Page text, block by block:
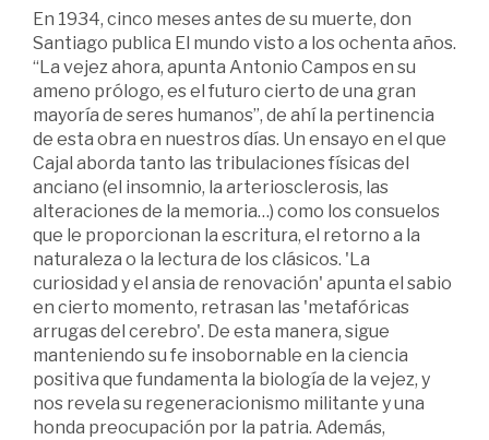
En 1934, cinco meses antes de su muerte, don
Santiago publica El mundo visto a los ochenta años.
“La vejez ahora, apunta Antonio Campos en su
ameno prólogo, es el futuro cierto de una gran
mayoría de seres humanos”, de ahí la pertinencia
de esta obra en nuestros días. Un ensayo en el que
Cajal aborda tanto las tribulaciones físicas del
anciano (el insomnio, la arteriosclerosis, las
alteraciones de la memoria…) como los consuelos
que le proporcionan la escritura, el retorno a la
naturaleza o la lectura de los clásicos. 'La
curiosidad y el ansia de renovación' apunta el sabio
en cierto momento, retrasan las 'metafóricas
arrugas del cerebro'. De esta manera, sigue
manteniendo su fe insobornable en la ciencia
positiva que fundamenta la biología de la vejez, y
nos revela su regeneracionismo militante y una
honda preocupación por la patria. Además,